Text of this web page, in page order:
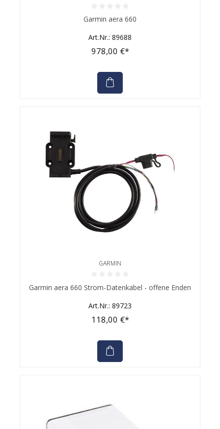
Durchschnittliche Bewertung von 0 von 5 Sternen
Garmin aera 660
Art.Nr.: 89688
978,00 €*
GARMIN
Durchschnittliche Bewertung von 0 von 5 Sternen
Garmin aera 660 Strom-Datenkabel - offene Enden
Art.Nr.: 89723
118,00 €*